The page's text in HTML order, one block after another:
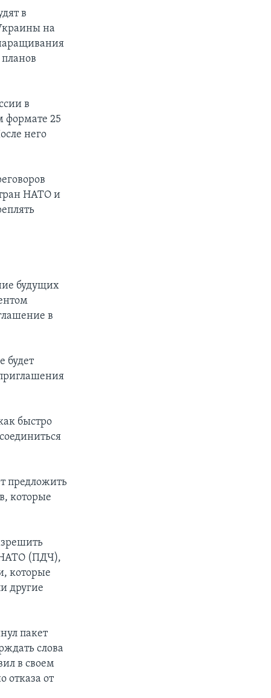
в
на
в
формате 25
него
НАТО и
будущих
в
будет
быстро
предложить
которые
НАТО (ПДЧ),
которые
другие
пакет
слова
в своем
отказа от